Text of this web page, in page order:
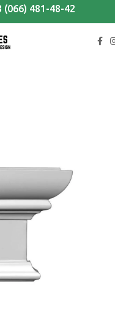
(066) 481-48-42